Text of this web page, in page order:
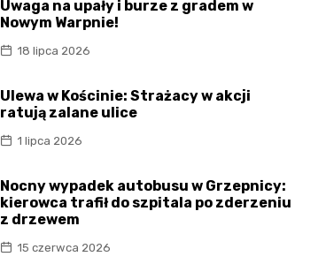
Uwaga na upały i burze z gradem w
Nowym Warpnie!
18 lipca 2026
Ulewa w Kościnie: Strażacy w akcji
ratują zalane ulice
1 lipca 2026
Nocny wypadek autobusu w Grzepnicy:
kierowca trafił do szpitala po zderzeniu
z drzewem
15 czerwca 2026